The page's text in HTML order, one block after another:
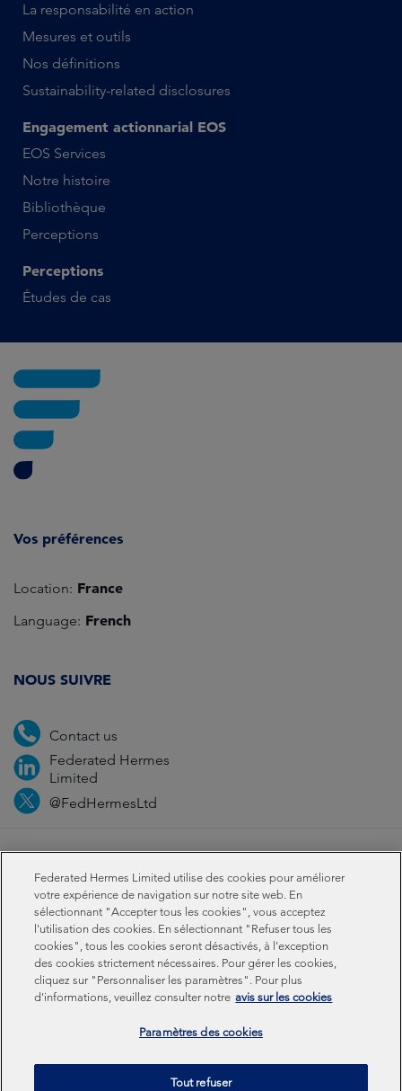
La responsabilité en action
Mesures et outils
Nos définitions
Sustainability-related disclosures
Engagement actionnarial EOS
EOS Services
Notre histoire
Bibliothèque
Perceptions
Perceptions
Études de cas
Vos préférences
Location: France
Language: French
NOUS SUIVRE
Contact us
Federated Hermes
Limited
@FedHermesLtd
Cookies Modern slavery statement
Sustainability-related disclosures
Federated Hermes Limited: Registered in England & Wales
No 01661776. Registered office – Sixth Floor, 150
Cheapside, London EC2V 6ET.
Federated Hermes Limited is owned by Federated
Federated Hermes Limited utilise des cookies pour améliorer
votre expérience de navigation sur notre site web. En
sélectionnant "Accepter tous les cookies", vous acceptez
l'utilisation des cookies. En sélectionnant "Refuser tous les
cookies", tous les cookies seront désactivés, à l'exception
des cookies strictement nécessaires. Pour gérer les cookies,
cliquez sur "Personnaliser les paramètres". Pour plus
d'informations, veuillez consulter notre avis sur les cookies
Paramètres des cookies
Tout refuser